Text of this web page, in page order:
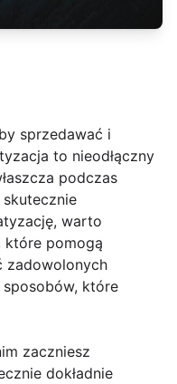
sprzedawać i
to nieodłączny
podczas
warto
które pomogą
zadowolonych
sposobów, które
zaczniesz
dokładnie